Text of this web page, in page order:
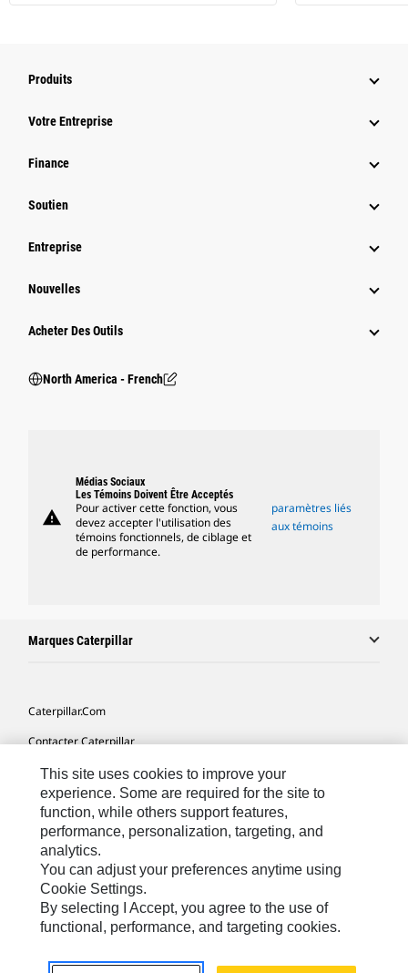
Produits
Votre Entreprise
Finance
Soutien
Entreprise
Nouvelles
Acheter Des Outils
North America - French
warning
Médias Sociaux
Les Témoins Doivent Être Acceptés
Pour activer cette fonction, vous
devez accepter l'utilisation des
témoins fonctionnels, de ciblage et
de performance.
paramètres liés
aux témoins
Marques Caterpillar
Caterpillar.com
Contacter Caterpillar
Mes Préférences Marketing
Plan Du Site
Cookie Settings
Légales
Confidentialité
This site uses cookies to improve your
experience. Some are required for the site to
function, while others support features,
performance, personalization, targeting, and
analytics.
You can adjust your preferences anytime using
Cookie Settings.
By selecting I Accept, you agree to the use of
functional, performance, and targeting cookies.